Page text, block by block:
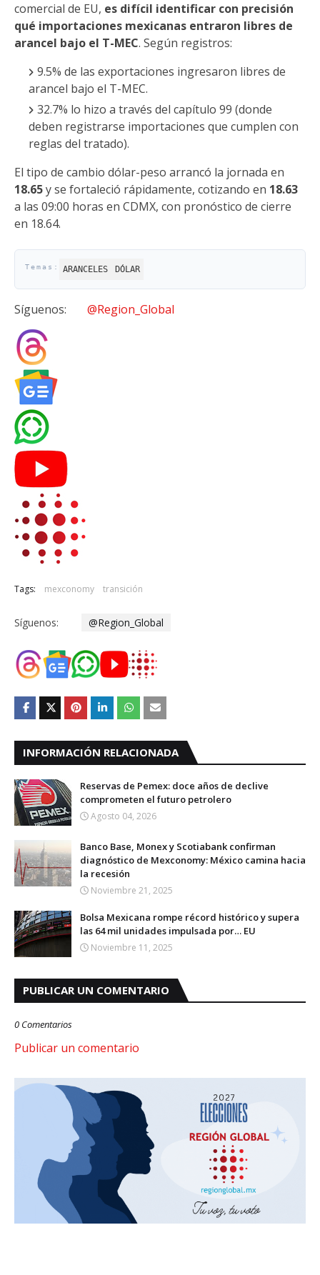
comercial de EU, es difícil identificar con precisión
qué importaciones mexicanas entraron libres de
arancel bajo el T-MEC. Según registros:
9.5% de las exportaciones ingresaron libres de
arancel bajo el T-MEC.
32.7% lo hizo a través del capítulo 99 (donde
deben registrarse importaciones que cumplen con
reglas del tratado).
El tipo de cambio dólar-peso arrancó la jornada en
18.65y se fortaleció rápidamente, cotizando en 18.63
a las 09:00 horas en CDMX, con pronóstico de cierre
en 18.64.
ARANCELES DÓLAR
Síguenos: @Region_Global
Tags: mexconomy transición
Síguenos: @Region_Global
INFORMACIÓN RELACIONADA
Reservas de Pemex: doce años de declive
comprometen el futuro petrolero
Agosto 04, 2026
Banco Base, Monex y Scotiabank confirman
diagnóstico de Mexconomy: México camina hacia
la recesión
Noviembre 21, 2025
Bolsa Mexicana rompe récord histórico y supera
las 64 mil unidades impulsada por… EU
Noviembre 11, 2025
PUBLICAR UN COMENTARIO
0 Comentarios
Publicar un comentario